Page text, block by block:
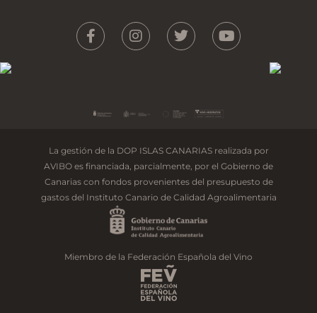
La gestión de la DOP ISLAS CANARIAS realizada por
AVIBO es financiada, parcialmente, por el Gobierno de
Canarias con fondos provenientes del presupuesto de
gastos del Instituto Canario de Calidad Agroalimentaria
Miembro de la Federación Española del Vino